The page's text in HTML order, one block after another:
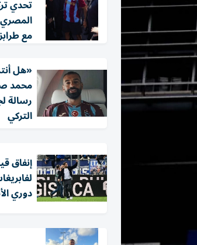
تحدي
مع
«هل
محمد
رسالة
التركي
إنفاق
دوري